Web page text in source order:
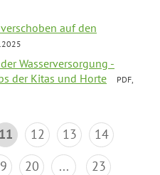
auf den
Wasserversorgung -
der Kitas und Horte
PDF,
11 12 13
14
20 ... 23